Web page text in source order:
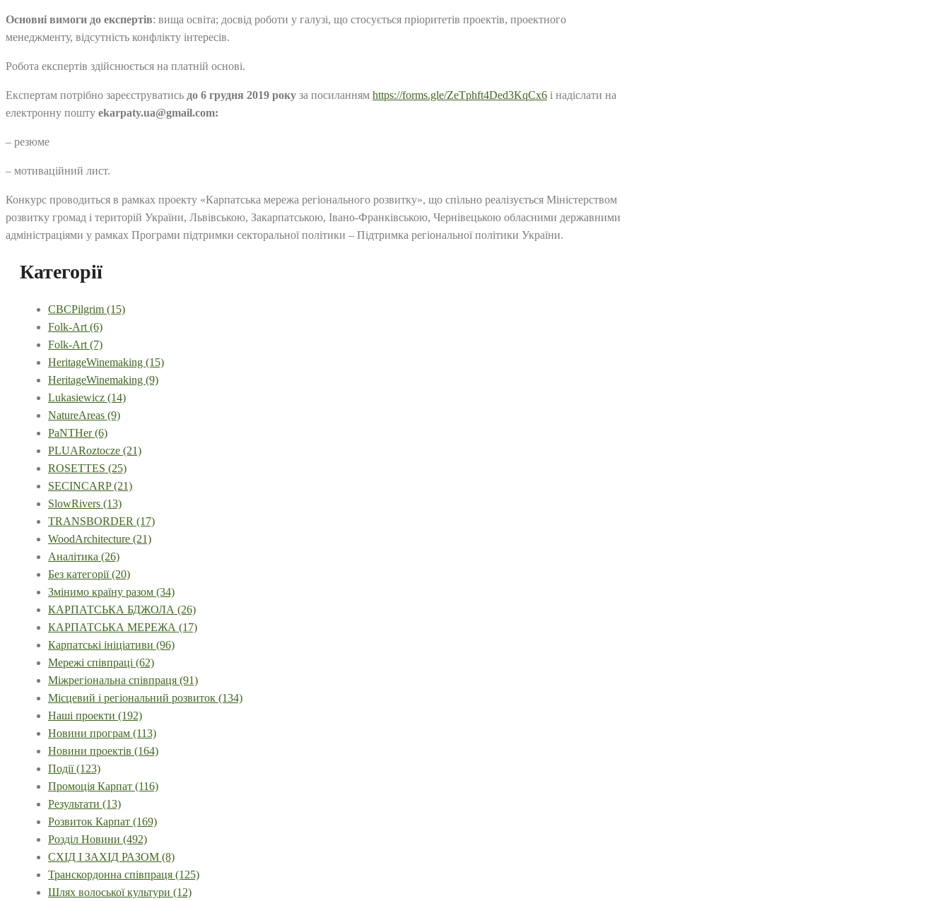
Основні вимоги до експертів: вища освіта; досвід роботи у галузі, що стосується пріоритетів проектів, проектного
менеджменту, відсутність конфлікту інтересів.
Робота експертів здійснюється на платній основі.
Експертам потрібно зареєструватись до 6 грудня 2019 року за посиланням https://forms.gle/ZeTphft4Ded3KqCx6 і надіслати на
електронну пошту ekarpaty.ua@gmail.com:
– резюме
– мотиваційний лист.
Конкурс проводиться в рамках проекту «Карпатська мережа регіонального розвитку», що спільно реалізується Міністерством
розвитку громад і територій України, Львівською, Закарпатською, Івано-Франківською, Чернівецькою обласними державними
адміністраціями у рамках Програми підтримки секторальної політики – Підтримка регіональної політики України.
Категорії
CBCPilgrim (15)
Folk-Art (6)
Folk-Art (7)
HeritageWinemaking (15)
HeritageWinemaking (9)
Lukasiewicz (14)
NatureAreas (9)
PaNTHer(6)
PLUARoztocze (21)
ROSETTES (25)
SECINCARP(21)
SlowRivers (13)
TRANSBORDER (17)
WoodArchitecture (21)
Аналітика (26)
Без категорії(20)
Змінимо країну разом (34)
КАРПАТСЬКА БДЖОЛА (26)
КАРПАТСЬКА МЕРЕЖА (17)
Карпатські ініціативи (96)
Мережі співпраці (62)
Міжрегіональна співпраця (91)
Місцевий і регіональний розвиток (134)
Наші проекти (192)
Новини програм (113)
Новини проектів (164)
Події(123)
Промоція Карпат (116)
Результати (13)
Розвиток Карпат (169)
Розділ Новини (492)
СХІД І ЗАХІД РАЗОМ (8)
Транскордонна співпраця (125)
Шлях волоської культури (12)